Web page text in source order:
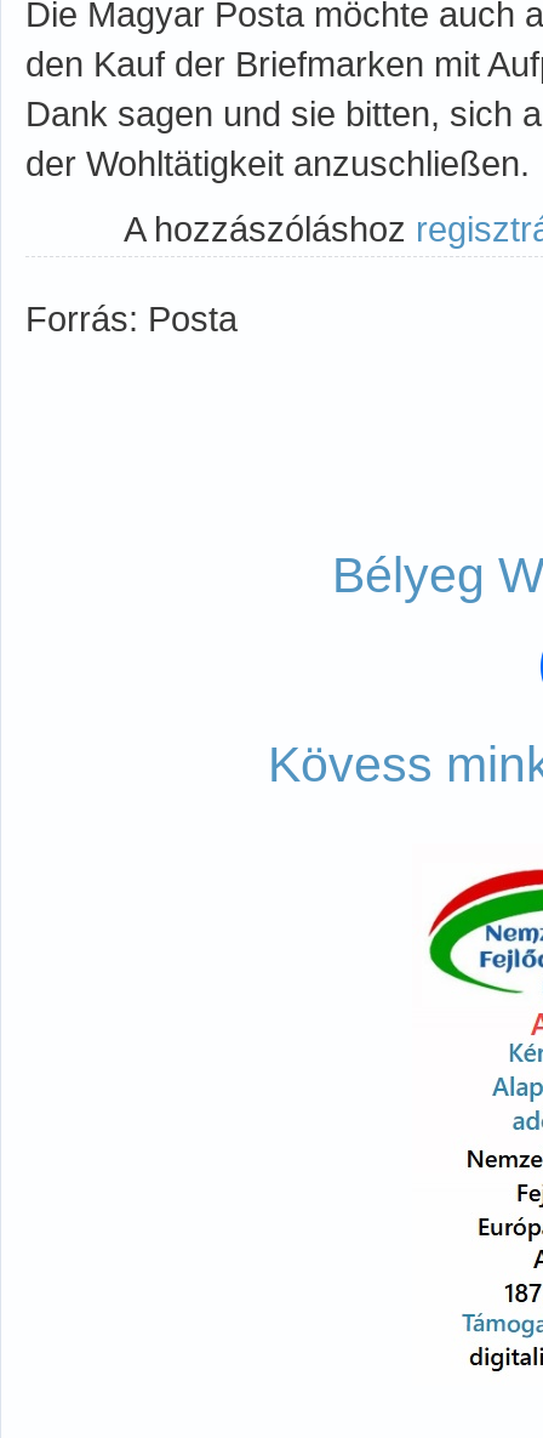
Die Magyar Posta möchte auch
den Kauf der Briefmarken mit
Dank sagen und sie bitten, sich
der Wohltätigkeit anzuschließen.
A hozzászóláshoz
Forrás: Posta
Bélyeg
Kövess